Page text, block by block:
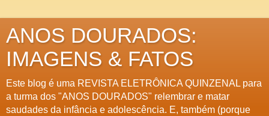
ANOS DOURADOS:
IMAGENS & FATOS
Este blog é uma REVISTA ELETRÔNICA QUINZENAL para
a turma dos "ANOS DOURADOS" relembrar e matar
saudades da infância e adolescência. E, também (porque